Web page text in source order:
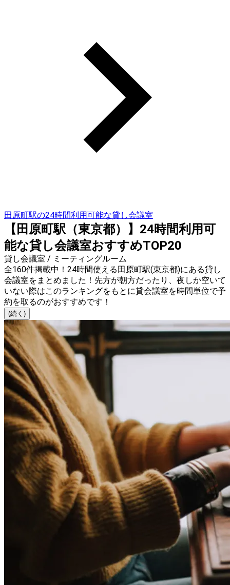
田原町駅の24時間利用可能な貸し会議室
【田原町駅（東京都）】24時間利用可
能な貸し会議室おすすめTOP20
貸し会議室 / ミーティングルーム
全160件掲載中！24時間使える田原町駅(東京都)にある貸し
会議室をまとめました！先方が朝方だったり、夜しか空いて
いない際はこのランキングをもとに貸会議室を時間単位で予
約を取るのがおすすめです！
(続く)